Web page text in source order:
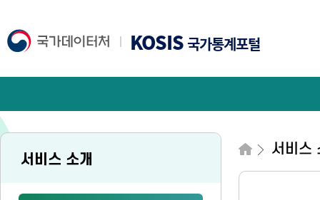
KOSIS국가통계포털
서비스 소개
서비스